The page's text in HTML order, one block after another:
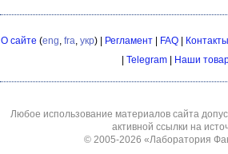
О сайте (eng fra укр) | Регламент| FAQ| Контакты
| Telegram | Наши
Любое использование материалов сайта
активной ссылки на
© 2005-2026 «Лаборатория